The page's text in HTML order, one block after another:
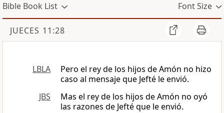
Bible Book List Font Size
JUECES 11:28
LBLA
Pero el rey de los hijos de Amón no hizo
caso al mensaje que Jefté le envió.
JBS
Mas el rey de los hijos de Amón no oyó
las razones de Jefté que le envió.